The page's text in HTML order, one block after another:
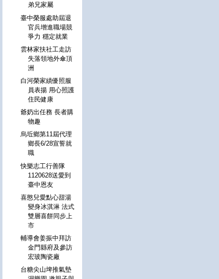
弟兄家屬
臺中榮服處助屆退
官兵增進職場競
爭力 穩定就業
雲林家扶社工走訪
失落領地外傘頂
洲
白河榮家績優照服
員表揚 用心照護
住民健康
爺奶出任務 長者購
物趣
烏坵鄉第11屆代理
鄉長6/28宣誓就
職
快樂志工行善隊
1120628送愛到
臺中恩友
喜憨兒愛點心甜湯
變身冰淇淋 法式
雙層喜餅同步上
市
輔導會姜振中拜訪
金門縣府及參訪
宏玻陶瓷廠
台糖尖山埤推氣墊